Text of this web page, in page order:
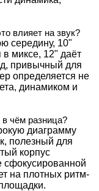
влияет на звук?
середину, 10"
в миксе, 12" даёт
привычный для
определяется не
динамиком и
чём разница?
диаграмму
полезный для
корпус
сфокусированной
на плотных ритм-